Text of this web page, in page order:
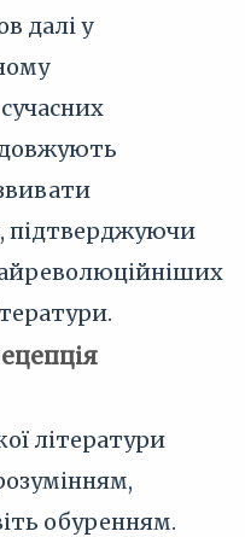
далі у
підтверджуючи
літератури
обуренням.